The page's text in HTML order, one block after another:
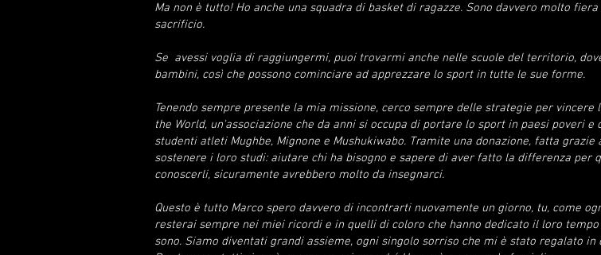
Ma non è tutto! Ho anche una squadra di basket di ragazze. Sono davvero molto
sacrificio.
Se avessi voglia di raggiungermi, puoi trovarmi anche nelle scuole del territorio,
bambini, così che possono cominciare ad apprezzare lo sport in tutte le sue forme.
Tenendo sempre presente la mia missione, cerco sempre delle strategie per
the World, un'associazione che da anni si occupa di portare lo sport in paesi poveri
studenti atleti Mughbe, Mignone e Mushukiwabo. Tramite una donazione, fatta
sostenere i loro studi: aiutare chi ha bisogno e sapere di aver fatto la differenza per
conoscerli, sicuramente avrebbero molto da insegnarci.
Questo è tutto Marco spero davvero di incontrarti nuovamente un giorno, tu, come
resterai sempre nei miei ricordi e in quelli di coloro che hanno dedicato il loro
sono. Siamo diventati grandi assieme, ogni singolo sorriso che mi è stato regalato